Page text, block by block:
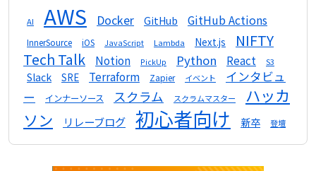
AI AWS Docker GitHub GitHub Actions
InnerSource iOS JavaScript Lambda Next.js
NIFTY
Tech Talk
Notion PickUp Python React S3
Slack SRE Terraform Zapier イベント
インタビュ
ー
インナーソース スクラム スクラムマスター
ハッカ
ソン
リレーブログ 初心者向け 新卒 登壇